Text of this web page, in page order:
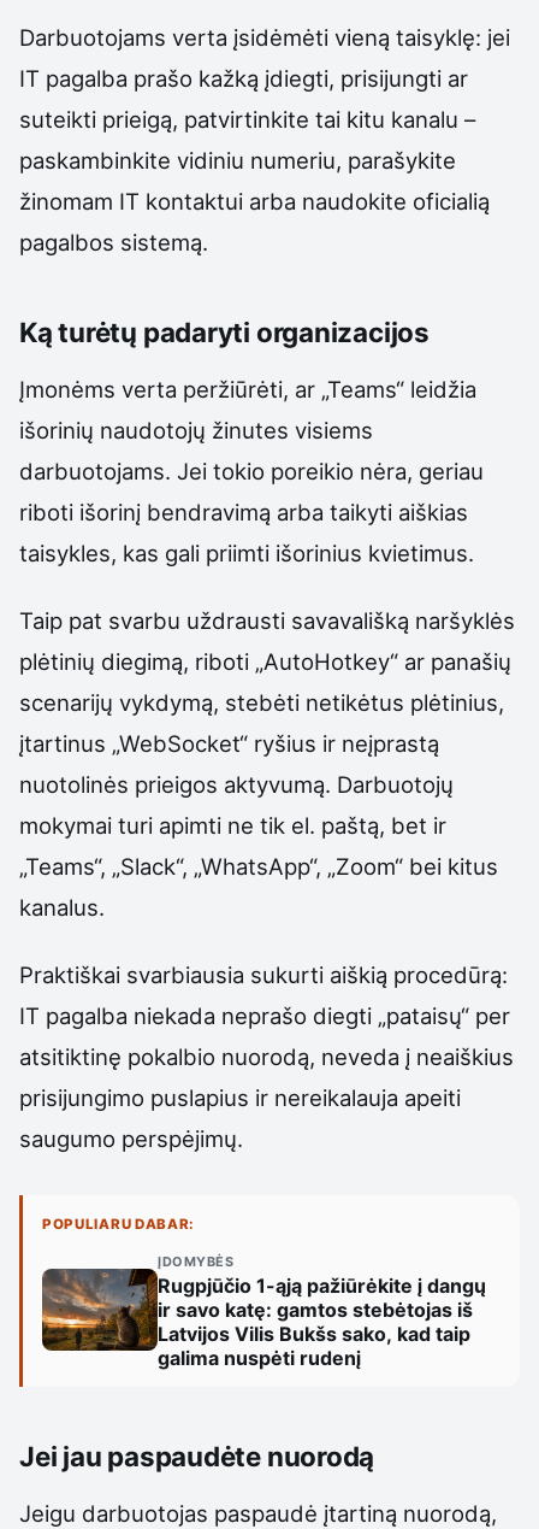
Darbuotojams verta įsidėmėti vieną taisyklę: jei
IT pagalba prašo kažką įdiegti, prisijungti ar
suteikti prieigą, patvirtinkite tai kitu kanalu –
paskambinkite vidiniu numeriu, parašykite
žinomam IT kontaktui arba naudokite oficialią
pagalbos sistemą.
Ką turėtų padaryti organizacijos
Įmonėms verta peržiūrėti, ar „Teams“ leidžia
išorinių naudotojų žinutes visiems
darbuotojams. Jei tokio poreikio nėra, geriau
riboti išorinį bendravimą arba taikyti aiškias
taisykles, kas gali priimti išorinius kvietimus.
Taip pat svarbu uždrausti savavališką naršyklės
plėtinių diegimą, riboti „AutoHotkey“ ar panašių
scenarijų vykdymą, stebėti netikėtus plėtinius,
įtartinus „WebSocket“ ryšius ir neįprastą
nuotolinės prieigos aktyvumą. Darbuotojų
mokymai turi apimti ne tik el. paštą, bet ir
„Teams“, „Slack“, „WhatsApp“, „Zoom“ bei kitus
kanalus.
Praktiškai svarbiausia sukurti aiškią procedūrą:
IT pagalba niekada neprašo diegti „pataisų“ per
atsitiktinę pokalbio nuorodą, neveda į neaiškius
prisijungimo puslapius ir nereikalauja apeiti
saugumo perspėjimų.
POPULIARU DABAR:
ĮDOMYBĖS
Rugpjūčio 1-ąją pažiūrėkite į dangų
ir savo katę: gamtos stebėtojas iš
Latvijos Vilis Bukšs sako, kad taip
galima nuspėti rudenį
Jei jau paspaudėte nuorodą
Jeigu darbuotojas paspaudė įtartiną nuorodą,